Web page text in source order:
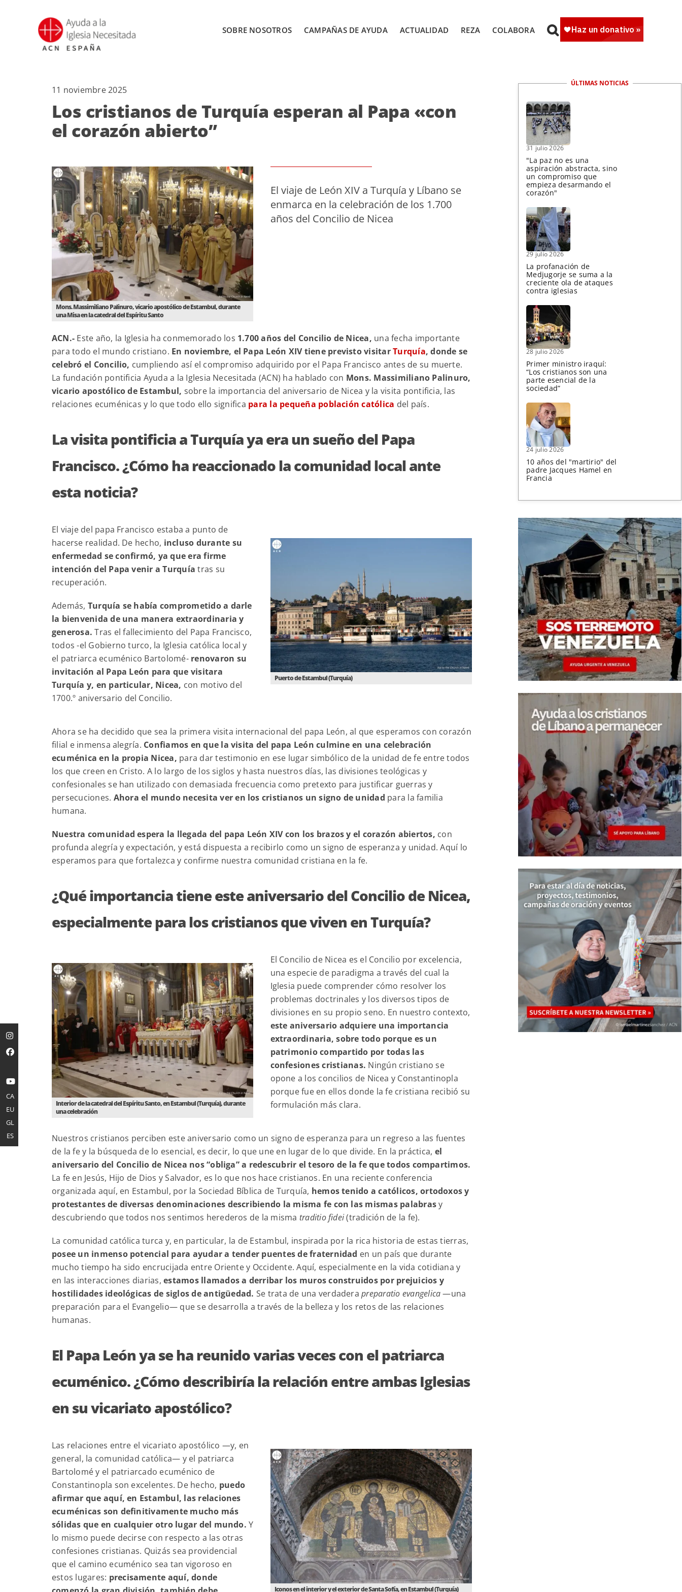
contenido
SOBRE NOSOTROS CAMPAÑAS DE AYUDA ACTUALIDAD REZA COLABORA
11 noviembre 2025
Los cristianos de Turquía esperan al Papa «con
el corazón abierto”
Mons. Massimiliano Palinuro, vicario apostólico de Estambul, durante
una Misa en la catedral del Espíritu Santo
El viaje de León XIV a Turquía y Líbano se
enmarca en la celebración de los 1.700
años del Concilio de Nicea
ACN.- Este año, la Iglesia ha conmemorado los 1.700 años del Concilio de Nicea, una fecha importante
para todo el mundo cristiano. En noviembre, el Papa León XIV tiene previsto visitarTurquía, donde se
celebró el Concilio, cumpliendo así el compromiso adquirido por el Papa Francisco antes de su muerte.
La fundación pontificia Ayuda a la Iglesia Necesitada (ACN) ha hablado con Mons. Massimiliano Palinuro,
vicario apostólico de Estambul, sobre la importancia del aniversario de Nicea y la visita pontificia, las
relaciones ecuménicas y lo que todo ello significa para la pequeña población católica del país.
La visita pontificia a Turquía ya era un sueño del Papa
Francisco. ¿Cómo ha reaccionado la comunidad local ante
esta noticia?
El viaje del papa Francisco estaba a punto de
hacerse realidad. De hecho, incluso durante su
enfermedad se confirmó, ya que era firme
intención del Papa venir a Turquía tras su
recuperación.
Además, Turquía se había comprometido a darle
la bienvenida de una manera extraordinaria y
generosa. Tras el fallecimiento del Papa Francisco,
todos -el Gobierno turco, la Iglesia católica local y
el patriarca ecuménico Bartolomé- renovaron su
invitación al Papa León para que visitara
Turquía y, en particular, Nicea, con motivo del
1700.º aniversario del Concilio.
Puerto de Estambul (Turquía)
Ahora se ha decidido que sea la primera visita internacional del papa León, al que esperamos con corazón
filial e inmensa alegría. Confiamos en que la visita del papa León culmine en una celebración
ecuménica en la propia Nicea, para dar testimonio en ese lugar simbólico de la unidad de fe entre todos
los que creen en Cristo. A lo largo de los siglos y hasta nuestros días, las divisiones teológicas y
confesionales se han utilizado con demasiada frecuencia como pretexto para justificar guerras y
persecuciones. Ahora el mundo necesita ver en los cristianos un signo de unidad para la familia
humana.
Nuestra comunidad espera la llegada del papa León XIV con los brazos y el corazón abiertos, con
profunda alegría y expectación, y está dispuesta a recibirlo como un signo de esperanza y unidad. Aquí lo
esperamos para que fortalezca y confirme nuestra comunidad cristiana en la fe.
¿Qué importancia tiene este aniversario del Concilio de Nicea,
especialmente para los cristianos que viven en Turquía?
Interior de la catedral del Espíritu Santo, en Estambul (Turquía), durante
una celebración
El Concilio de Nicea es el Concilio por excelencia,
una especie de paradigma a través del cual la
Iglesia puede comprender cómo resolver los
problemas doctrinales y los diversos tipos de
divisiones en su propio seno. En nuestro contexto,
este aniversario adquiere una importancia
extraordinaria, sobre todo porque es un
patrimonio compartido por todas las
confesiones cristianas. Ningún cristiano se
opone a los concilios de Nicea y Constantinopla
porque fue en ellos donde la fe cristiana recibió su
formulación más clara.
Nuestros cristianos perciben este aniversario como un signo de esperanza para un regreso a las fuentes
de la fe y la búsqueda de lo esencial, es decir, lo que une en lugar de lo que divide. En la práctica, el
aniversario del Concilio de Nicea nos “obliga” a redescubrir el tesoro de la fe que todos compartimos.
La fe en Jesús, Hijo de Dios y Salvador, es lo que nos hace cristianos. En una reciente conferencia
organizada aquí, en Estambul, por la Sociedad Bíblica de Turquía, hemos tenido a católicos, ortodoxos y
protestantes de diversas denominaciones describiendo la misma fe con las mismas palabrasy
descubriendo que todos nos sentimos herederos de la misma traditio fidei(tradición de la fe).
La comunidad católica turca y, en particular, la de Estambul, inspirada por la rica historia de estas tierras,
posee un inmenso potencial para ayudar a tender puentes de fraternidad en un país que durante
mucho tiempo ha sido encrucijada entre Oriente y Occidente. Aquí, especialmente en la vida cotidiana y
en las interacciones diarias,estamos llamados a derribar los muros construidos por prejuicios y
hostilidades ideológicas de siglos de antigüedad. Se trata de una verdaderapreparatio evangelica—una
preparación para el Evangelio— que se desarrolla a través de la belleza y los retos de las relaciones
humanas.
El Papa León ya se ha reunido varias veces con el patriarca
ecuménico. ¿Cómo describiría la relación entre ambas Iglesias
en su vicariato apostólico?
Las relaciones entre el vicariato apostólico —y, en
general, la comunidad católica— y el patriarca
Bartolomé y el patriarcado ecuménico de
Constantinopla son excelentes. De hecho, puedo
afirmar que aquí, en Estambul, las relaciones
ecuménicas son definitivamente mucho más
sólidas que en cualquier otro lugar del mundo. Y
lo mismo puede decirse con respecto a las otras
confesiones cristianas. Quizás sea providencial
que el camino ecuménico sea tan vigoroso en
estos lugares: precisamente aquí, donde
Iconos en el interior y el exterior de Santa Sofía, en Estambul (Turquía)
ÚLTIMAS NOTICIAS
31 julio 2026
"La paz no es una
aspiración abstracta, sino
un compromiso que
empieza desarmando el
corazón"
29 julio 2026
La profanación de
Medjugorje se suma a la
creciente ola de ataques
contra iglesias
28 julio 2026
Primer ministro iraquí:
“Los cristianos son una
parte esencial de la
sociedad”
24 julio 2026
10 años del "martirio" del
padre Jacques Hamel en
Francia
CA
EU
GL
ES